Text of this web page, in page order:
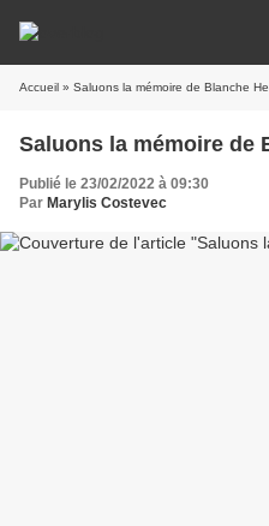
Accueil » Saluons la mémoire de Blanche
Saluons la mémoire de
Publié le 23/02/2022 à 09:30
Par Marylis Costevec